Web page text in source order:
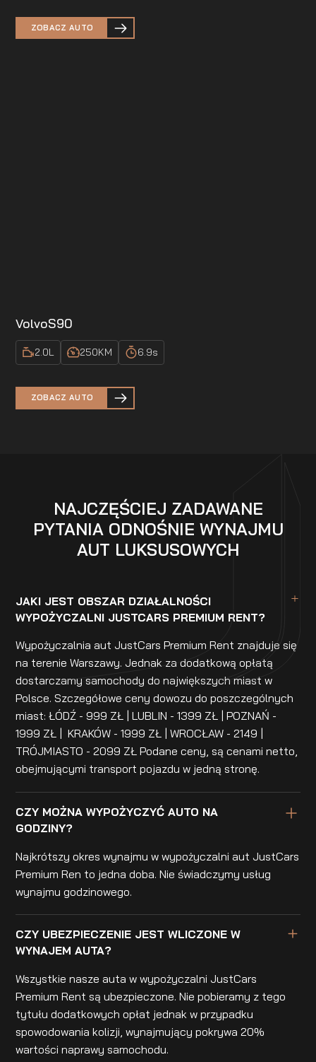
ZOBACZ AUTO
VolvoS90
2.0L 250KM 6.9s
ZOBACZ AUTO
NAJCZĘŚCIEJ ZADAWANE
PYTANIA ODNOŚNIE WYNAJMU
AUT LUKSUSOWYCH
JAKI JEST OBSZAR DZIAŁALNOŚCI
WYPOŻYCZALNI JUSTCARS PREMIUM RENT?
Wypożyczalnia aut JustCars Premium Rent znajduje się
na terenie Warszawy. Jednak za dodatkową opłatą
dostarczamy samochody do największych miast w
Polsce. Szczegółowe ceny dowozu do poszczególnych
miast: ŁÓDŹ - 999 ZŁ | LUBLIN - 1399 ZŁ | POZNAŃ -
1999 ZŁ | KRAKÓW - 1999 ZŁ | WROCŁAW - 2149 |
TRÓJMIASTO - 2099 ZŁ Podane ceny, są cenami netto,
obejmującymi transport pojazdu w jedną stronę.
CZY MOŻNA WYPOŻYCZYĆ AUTO NA
GODZINY?
Najkrótszy okres wynajmu w wypożyczalni aut JustCars
Premium Ren to jedna doba. Nie świadczymy usług
wynajmu godzinowego.
CZY UBEZPIECZENIE JEST WLICZONE W
WYNAJEM AUTA?
Wszystkie nasze auta w wypożyczalni JustCars
Premium Rent są ubezpieczone. Nie pobieramy z tego
tytułu dodatkowych opłat jednak w przypadku
spowodowania kolizji, wynajmujący pokrywa 20%
wartości naprawy samochodu.